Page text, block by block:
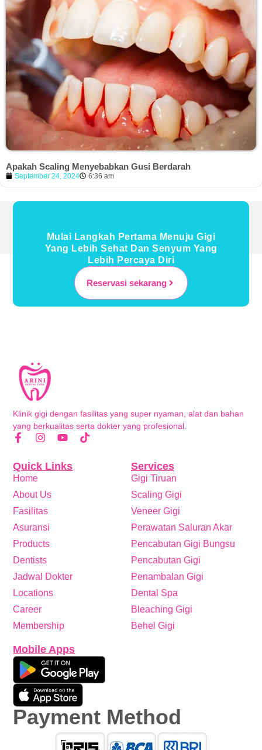
Apakah Scaling Menyebabkan Gusi Berdarah
September 24, 2024 6:36 am
Mulai Langkah Pertama Menuju Gigi
Yang Lebih Sehat Dan Senyum Yang
Lebih Percaya Diri
Reservasi sekarang
Klinik gigi dengan fasilitas yang super nyaman, alat dan bahan
yang berkualitas serta dokter yang profesional.
Services
Gigi Tiruan
Scaling Gigi
Veneer Gigi
Perawatan Saluran Akar
Pencabutan Gigi Bungsu
Pencabutan Gigi
Penambalan Gigi
Dental Spa
Bleaching Gigi
Behel Gigi
Quick Links
Home
About Us
Fasilitas
Asuransi
Products
Dentists
Jadwal Dokter
Locations
Career
Membership
Mobile Apps
Payment Method